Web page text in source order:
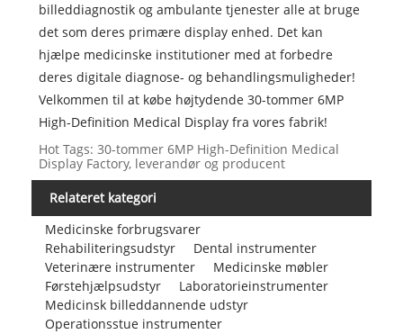
billeddiagnostik og ambulante tjenester alle at bruge
det som deres primære display enhed. Det kan
hjælpe medicinske institutioner med at forbedre
deres digitale diagnose- og behandlingsmuligheder!
Velkommen til at købe højtydende 30-tommer 6MP
High-Definition Medical Display fra vores fabrik!
Hot Tags: 30-tommer 6MP High-Definition Medical
Display Factory, leverandør og producent
Relateret kategori
Medicinske forbrugsvarer
Rehabiliteringsudstyr
Dental instrumenter
Veterinære instrumenter
Medicinske møbler
Førstehjælpsudstyr
Laboratorieinstrumenter
Medicinsk billeddannende udstyr
Operationsstue instrumenter